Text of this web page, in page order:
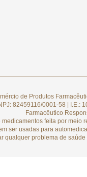
de Produtos
82459116/0001-58 | I.E.:
Farmacêutico
feita por
ser usadas para
qualquer problema de